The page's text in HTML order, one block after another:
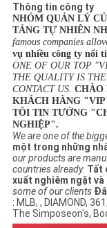
Thông tin công ty
NHÓM QUẢN LÝ
TẢNG TỰ NHIÊN
famous companies
vụ nhiều công ty nổi
ONE OF OUR TOP
THE QUALITY IS
CONTACT US. CHÀO
KHÁCH HÀNG
TÔI TIN TƯỞNG
NGHIỆP".
We are one of the
một trong những
our products are
countries already. Tất
xuất nghiêm ngặt
some of our clients
: MLB, , DIAMOND,
The Simposeon's,